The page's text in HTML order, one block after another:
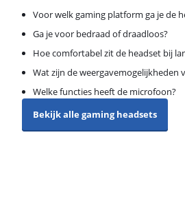
Voor welk gaming platform ga je de
Ga je voor bedraad of draadloos?
Hoe comfortabel zit de headset bij
Wat zijn de weergavemogelijkheden
Welke functies heeft de microfoon?
Bekijk alle gaming headsets